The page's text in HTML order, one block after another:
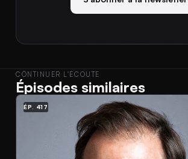
CONTINUER L'ÉCOUTE
Épisodes similaires
ÉP. 417